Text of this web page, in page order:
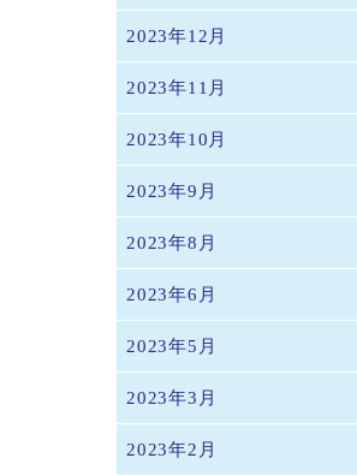
2023年12月
2023年11月
2023年10月
2023年9月
2023年8月
2023年6月
2023年5月
2023年3月
2023年2月